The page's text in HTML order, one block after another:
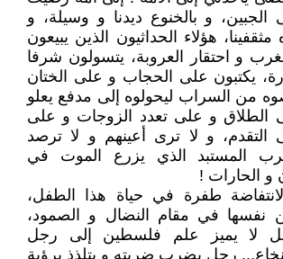
الجبين، و بالخنوع ديدنا و وسيلة، و
هؤلاء الحداثيون الذين يبيعون
و احتقار العروبة، يتسولون شرفا
يكتبون على الحجاب و على الختان
من السراب ليحولوه إلى مدفع يعلو
الطلاق و على تعدد الزوجات و على
التقدم، و لا ترى أعينهم و لا ترصد
المستبد الذي يزرع الموت في
و الحارات !
طفرة في حياة هذا الطفل،
نفسها في مقام النضال و الصمود،
لا يميز علم فلسطين إلى رجل
رجل يضرب ضربته و يتلذذ برؤية